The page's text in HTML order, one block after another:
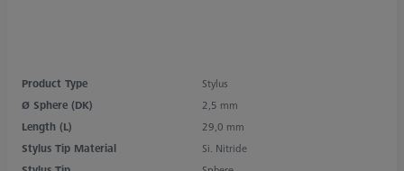
Product Type
Stylus
Ø Sphere (DK)
2,5 mm
Length (L)
29,0 mm
Stylus Tip Material
Si. Nitride